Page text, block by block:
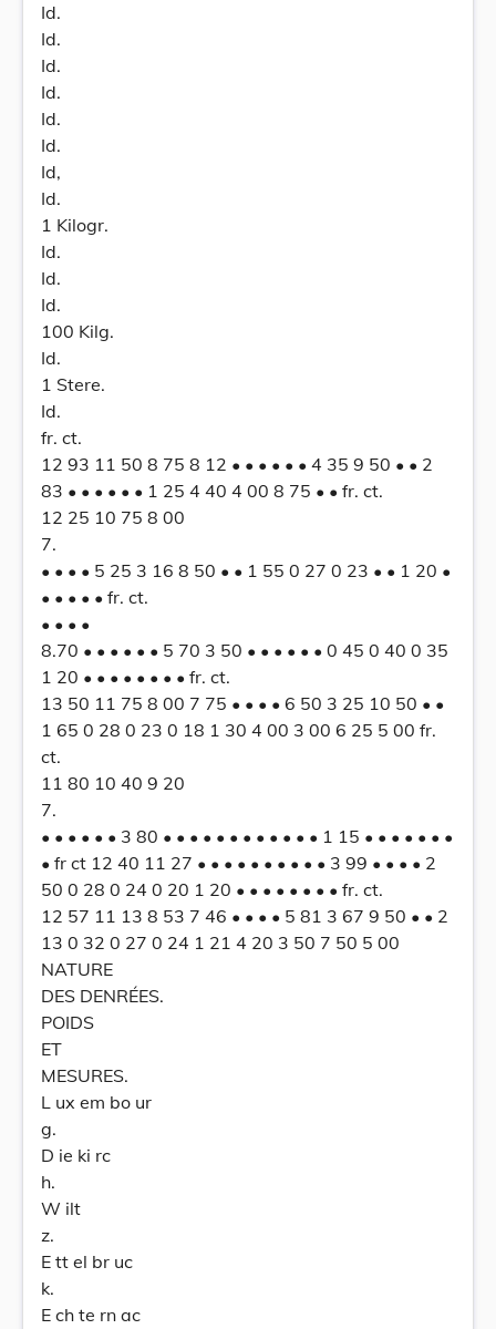
Id.
Id.
Id.
Id.
Id.
Id.
Id,
Id.
1 Kilogr.
Id.
Id.
Id.
100 Kilg.
Id.
1 Stere.
Id.
fr. ct.
12 93 11 50 8 75 8 12 • • • • • • 4 35 9 50 • • 2
83 • • • • • • 1 25 4 40 4 00 8 75 • • fr. ct.
12 25 10 75 8 00
7.
• • • • 5 25 3 16 8 50 • • 1 55 0 27 0 23 • • 1 20 •
• • • • • fr. ct.
• • • •
8.70 • • • • • • 5 70 3 50 • • • • • • 0 45 0 40 0 35
1 20 • • • • • • • • fr. ct.
13 50 11 75 8 00 7 75 • • • • 6 50 3 25 10 50 • •
1 65 0 28 0 23 0 18 1 30 4 00 3 00 6 25 5 00 fr.
ct.
11 80 10 40 9 20
7.
• • • • • • 3 80 • • • • • • • • • • • • 1 15 • • • • • • •
• fr ct 12 40 11 27 • • • • • • • • • • 3 99 • • • • 2
50 0 28 0 24 0 20 1 20 • • • • • • • • fr. ct.
12 57 11 13 8 53 7 46 • • • • 5 81 3 67 9 50 • • 2
13 0 32 0 27 0 24 1 21 4 20 3 50 7 50 5 00
NATURE
DES DENRÉES.
POIDS
ET
MESURES.
L ux em bo ur
g.
D ie ki rc
h.
W ilt
z.
E tt el br uc
k.
E ch te rn ac